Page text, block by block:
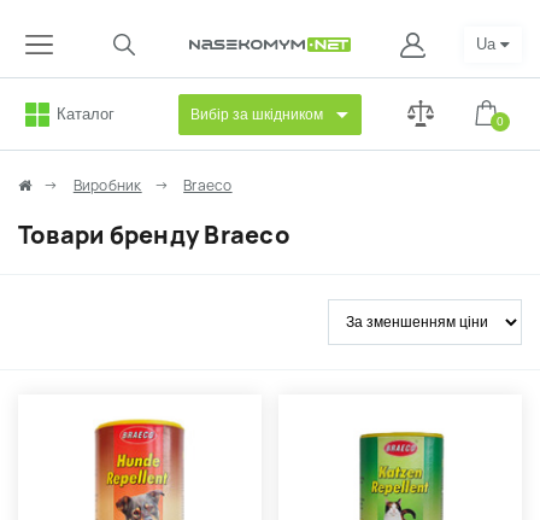
Каталог Вибір за шкідником 0
Ua
Виробник Braeco
Товари бренду Braeco